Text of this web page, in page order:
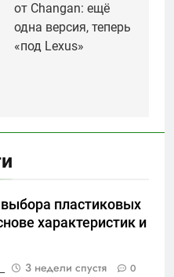
от Changan: ещё
одна версия, теперь
«под Lexus»
пластиковых
характеристик и
3 недели спустя 0